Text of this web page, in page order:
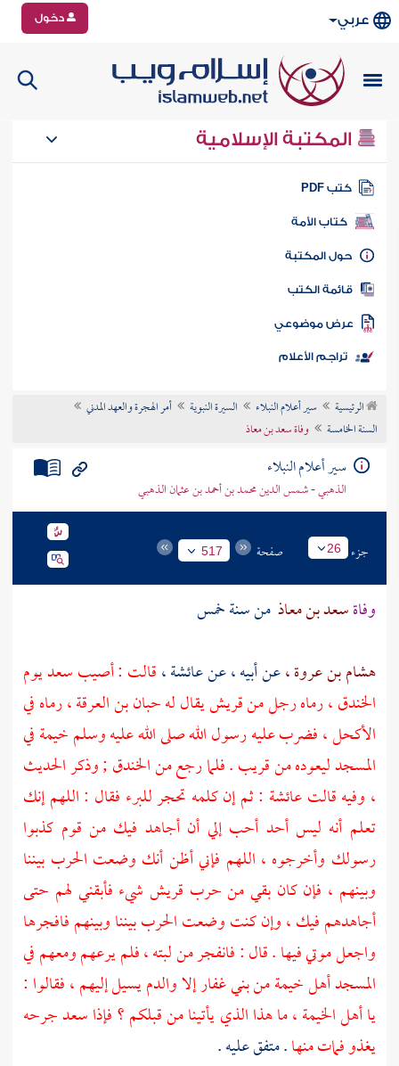
عربي دخول
المكتبة الإسلامية
كتب PDF
كتاب الأمة
المكتبة
الكتب
موضوعي
تراجم الأعلام
الرئيسية سير أعلام النبلاء السيرة النبوية
أمر الهجرة والعهد المدني
السنة الخامسة
وفاة سعد بن معاذ
سير أعلام النبلاء
الذهبي - شمس الدين محمد بن أحمد بن عثمان الذهبي
جزء 26 صفحة 517
وفاةسعد بن معاذ من سنة خمس
هشام بن عروة ،عن أبيه ، عنعائشة ،قالت : أصيبسعديوم
الخندق ، رماه رجل منقريشيقال لهحبان بن العرقة ،رماه في
الأكحل ، فضرب عليه رسول الله صلى الله عليه وسلم خيمة في
المسجد ليعوده من قريب . فلما رجع من الخندق ; وذكر الحديث
، وفيه قالتعائشة : ثم إن كلمه تحجر للبرء فقال : اللهم إنك
تعلم أنه ليس أحد أحب إلي أن أجاهد فيك من قوم كذبوا
رسولك وأخرجوه ، اللهم فإني أظن أنك وضعت الحرب بيننا
وبينهم ، فإن كان بقي من حرب قريش شيء فأبقني لهم حتى
أجاهدهم فيك ، وإن كنت وضعت الحرب بيننا وبينهم فافجرها
واجعل موتي فيها . قال : فانفجر من لبته ، فلم يرعهم ومعهم في
المسجد أهل خيمة منبني غفارإلا والدم يسيل إليهم ، فقالوا :
يا أهل الخيمة ، ما هذا الذي يأتينا من قبلكم ؟ فإذاسعدجرحه
يغذو فمات منها. متفق عليه .